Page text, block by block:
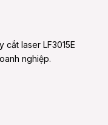
cắt laser LF3015E
nghiệp.